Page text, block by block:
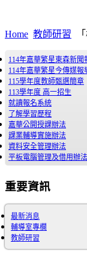
Home 教師研習
114年嘉華繁星東森新聞
114年嘉華繁星今傳媒報
115學年度教師甄選簡章
113學年度 高一招生
就讀報名系統
了解學習歷程
嘉華公開授課辦法
課業輔導實施辦法
資料安全管理辦法
平板電腦管理及借用辦法
重要資訊
最新消息
輔導室專欄
教師研習